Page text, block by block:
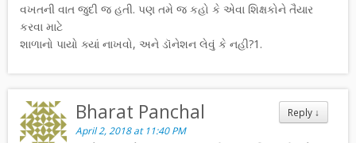
વખતની વાત જુદી જ હતી. પણ તમે જ કહો કે એવા શિક્ષકોને તૈયાર
કરવા માટે
શાળાનો પાયો ક્યાં નાખવો, અને ડૉનેશન લેવું કે નહી?1.
Reply ↓
Bharat Panchal
April 2, 2018 at 11:40 PM